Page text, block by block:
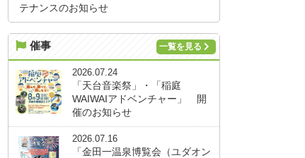
テナンスのお知らせ
催事 一覧を見る
2026.07.24
「天台音楽祭」・「稲庭
WAIWAIアドベンチャー」 開
催のお知らせ
2026.07.16
「金田一温泉博覧会（ユダオン